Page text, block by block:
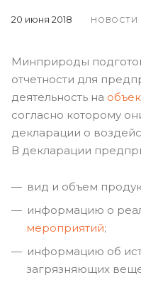
20 июня 2018 НОВОСТИ
Минприроды
отчетности для
деятельность на
согласно которому
декларации о
В декларации
вид и объем
информацию о
мероприятий;
информацию об
загрязняющих